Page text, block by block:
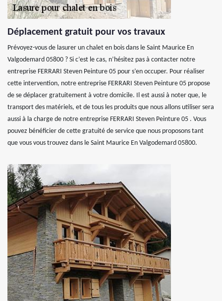
Déplacement gratuit pour vos travaux
Prévoyez-vous de lasurer un chalet en bois dans le Saint Maurice En
Valgodemard 05800 ? Si c’est le cas, n’hésitez pas à contacter notre
entreprise FERRARI Steven Peinture 05 pour s’en occuper. Pour réaliser
cette intervention, notre entreprise FERRARI Steven Peinture 05 propose
de se déplacer gratuitement à votre domicile. Il est aussi à noter que, le
transport des matériels, et de tous les produits que nous allons utiliser sera
aussi à la charge de notre entreprise FERRARI Steven Peinture 05 . Vous
pouvez bénéficier de cette gratuité de service que nous proposons tant
que vous vous trouvez dans le Saint Maurice En Valgodemard 05800.